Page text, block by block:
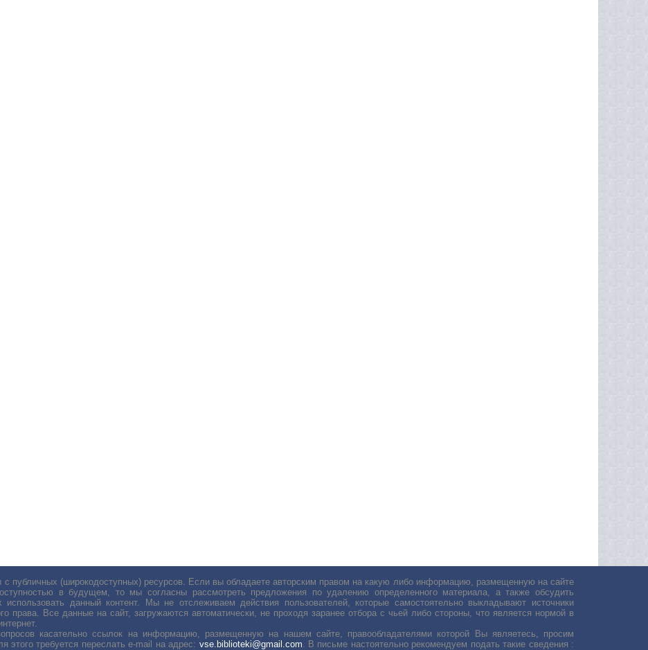
публичных (широкодоступных) ресурсов. Если вы обладаете авторским правом на какую либо информацию, размещенную на сайте
в будущем, то мы согласны рассмотреть предложения по удалению определенного материала, а также обсудить
данный контент. Мы не отслеживаем действия пользователей, которые самостоятельно выкладывают источники
права. Все данные на сайт, загружаются автоматически, не проходя заранее отбора с чьей либо стороны, что является нормой в
касательно ссылок на информацию, размещенную на нашем сайте, правообладателями которой Вы являетесь, просим
требуется переслать е-mail на адрес: vse.biblioteki@gmail.com . В письме настоятельно рекомендуем подать такие сведения :